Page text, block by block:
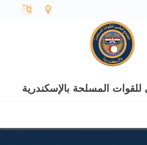
المسلحة بالإسكندرية